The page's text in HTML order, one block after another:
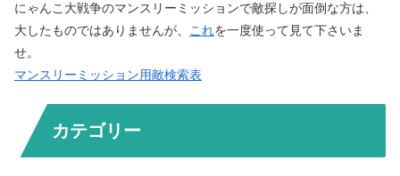
にゃんこ大戦争のマンスリーミッションで敵探しが面倒な方は、
大したものではありませんが、 これを一度使って見て下さいま
せ。
マンスリーミッション用敵検索表
カテゴリー